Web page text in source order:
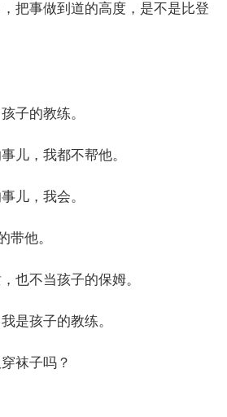
把事做到道的高度，是不是比登
子的教练。
儿，我都不帮他。
儿，我会。
他。
也不当孩子的保姆。
是孩子的教练。
袜子吗？